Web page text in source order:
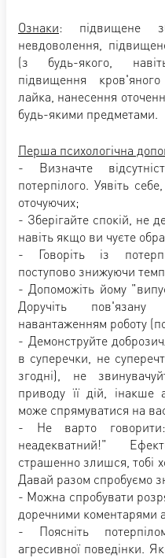
Ознаки: підвищене
невдоволення,
(з будь-якого,
підвищення
лайка, нанесення
будь-якими предметами.
Перша психологічна
- Визначте
потерпілого. Уявіть
оточуючих;
- Зберігайте спокій, не
навіть якщо ви чуєте
- Говоріть із
поступово знижуючи
- Допоможіть йому
Доручіть
навантаженням роботу
- Демонструйте
в суперечки, не
згодні), не
приводу її дій, інакше
може спрямуватися на
- Не варто
неадекватний!"
страшенно злишся, тобі
Давай разом спробуємо
- Можна спробувати
доречними коментарями
- Поясніть
агресивної поведінки.